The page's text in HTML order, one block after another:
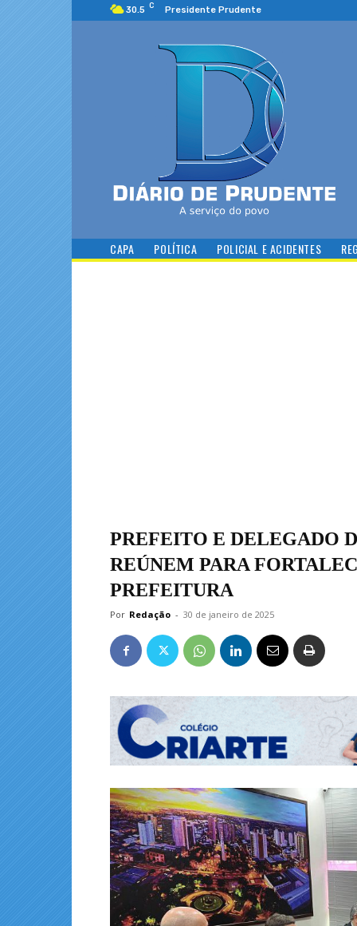
30.5 C Presidente Prudente
CAPA POLÍTICA POLICIAL E ACIDENTES
PREFEITO E DELEGADO
REÚNEM PARA
PREFEITURA
Por Redação - 30 de janeiro de 2025